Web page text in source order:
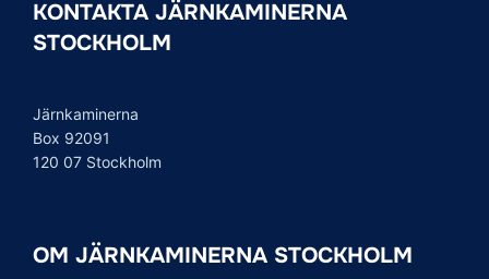
KONTAKTA JÄRNKAMINERNA
STOCKHOLM
Järnkaminerna
Box 92091
120 07 Stockholm
OM JÄRNKAMINERNA STOCKHOLM